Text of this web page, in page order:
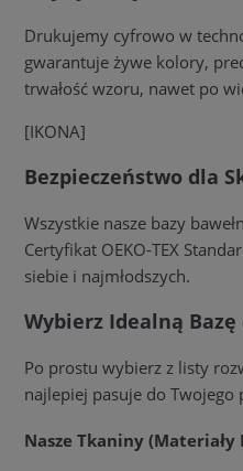
Drukujemy cyfrowo w
gwarantuje żywe kolory,
trwałość wzoru, nawet po
[IKONA]
Bezpieczeństwo dla
Wszystkie nasze bazy
Certyfikat OEKO-TEX
siebie i najmłodszych.
Wybierz Idealną
Po prostu wybierz z listy
najlepiej pasuje do Twojego
Nasze Tkaniny